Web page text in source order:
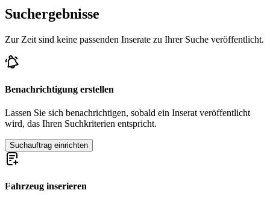
Suchergebnisse
Zur Zeit sind keine passenden Inserate zu Ihrer Suche veröffentlicht.
Benachrichtigung erstellen
Lassen Sie sich benachrichtigen, sobald ein Inserat veröffentlicht
wird, das Ihren Suchkriterien entspricht.
Suchauftrag einrichten
Fahrzeug inserieren